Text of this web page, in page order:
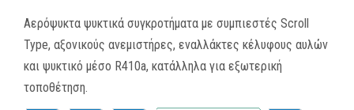
Αερόψυκτα ψυκτικά συγκροτήματα με συμπιεστές Scroll
Type, αξονικούς ανεμιστήρες, εναλλάκτες κέλυφους αυλών
και ψυκτικό μέσο R410a, κατάλληλα για εξωτερική
τοποθέτηση.